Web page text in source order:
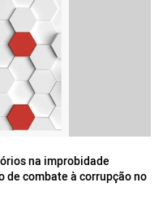
na improbidade
combate à corrupção no